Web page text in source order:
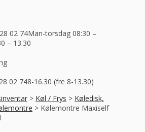
02 74Man-torsdag 08:30 –
– 13.30
02 748-16.30 (fre 8-13.30)
> Køl / Frys > Køledisk,
> Kølemontre Maxiself